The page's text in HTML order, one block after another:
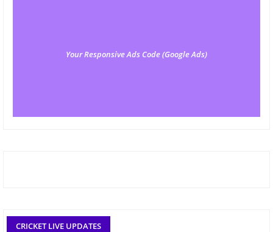
Your Responsive Ads Code (Google Ads)
CRICKET LIVE UPDATES